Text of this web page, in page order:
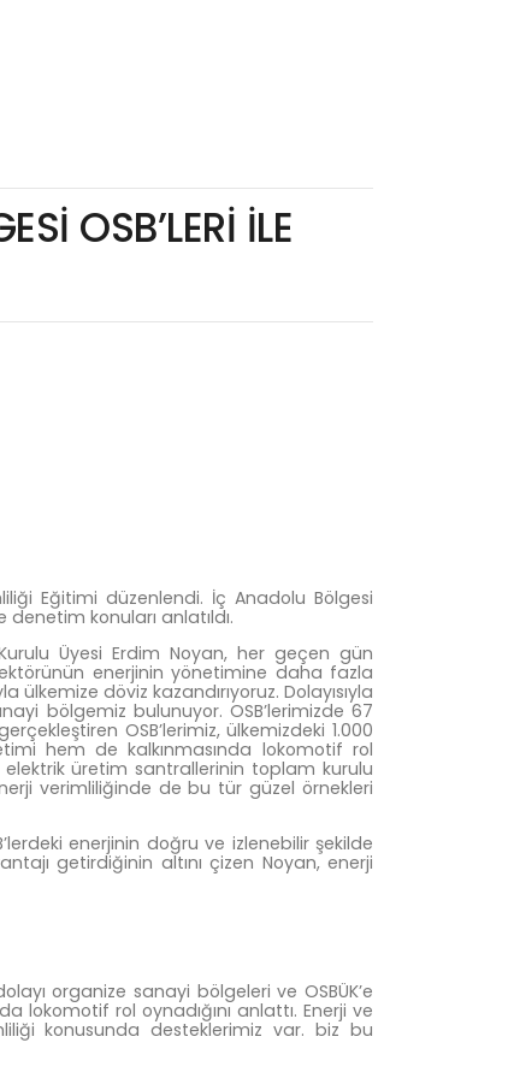
OSB’LERİ İLE
Eğitimi düzenlendi. İç Anadolu Bölgesi
denetim konuları anlatıldı.
Üyesi Erdim Noyan, her geçen gün
enerjinin yönetimine daha fazla
döviz kazandırıyoruz. Dolayısıyla
bölgemiz bulunuyor. OSB’lerimizde 67
OSB’lerimiz, ülkemizdeki 1.000
hem de kalkınmasında lokomotif rol
üretim santrallerinin toplam kurulu
verimliliğinde de bu tür güzel örnekleri
enerjinin doğru ve izlenebilir şekilde
getirdiğinin altını çizen Noyan, enerji
organize sanayi bölgeleri ve OSBÜK’e
rol oynadığını anlattı. Enerji ve
konusunda desteklerimiz var. biz bu